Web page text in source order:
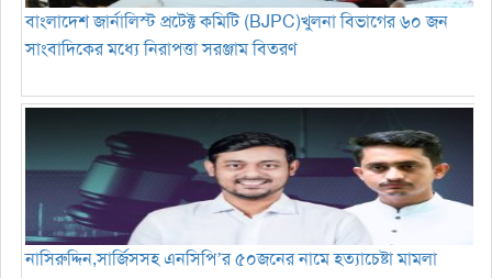
বাংলাদেশ জার্নালিস্ট প্রটেক্ট কমিটি (BJPC)খুলনা বিভাগের ৬০ জন
সাংবাদিকের মধ্যে নিরাপত্তা সরঞ্জাম বিতরণ
নাসিরুদ্দিন,সার্জিসসহ এনসিপি’র ৫০জনের নামে হত্যাচেষ্টা মামলা